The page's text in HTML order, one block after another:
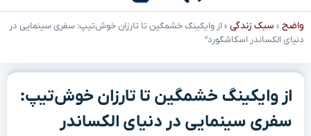
واضح » سبک زندگی »از وایکینگ خشمگین تا تارزان خوش‌تیپ: سفری سینمایی در
دنیای الکساندر اسکاشگورد”
از وایکینگ خشمگین تا تارزان خوش‌تیپ:
سفری سینمایی در دنیای الکساندر